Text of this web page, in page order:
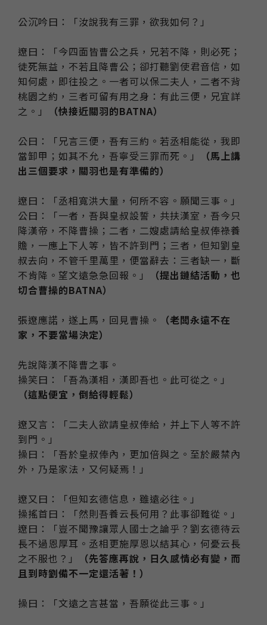
公沉吟曰：「汝說我有三罪，欲我如何？」
遼曰：「今四面皆曹公之兵，兄若不降，則必死；
徒死無益，不若且降曹公；卻打聽劉使君音信，如
知何處，即往投之。一者可以保二夫人，二者不背
桃園之約，三者可留有用之身：有此三便，兄宜詳
之。」
（快接近關羽的BATNA）
公曰：「兄言三便，吾有三約。若丞相能從，我即
當卸甲；如其不允，吾寧受三罪而死。」
（馬上講
出三個要求，關羽也是有準備的）
遼曰：「丞相寬洪大量，何所不容。願聞三事。」
公曰：「一者，吾與皇叔設誓，共扶漢室，吾今只
降漢帝，不降曹操；二者，二嫂處請給皇叔俸祿養
贍，一應上下人等，皆不許到門；三者，但知劉皇
叔去向，不管千里萬里，便當辭去：三者缺一，斷
不肯降。望文遠急急回報。」
（提出鏈結活動，也
切合曹操的BATNA）
張遼應諾，遂上馬，回見曹操。
（老闆永遠不在
家，不要當場決定）
先說降漢不降曹之事。
操笑曰：「吾為漢相，漢即吾也。此可從之。」
（這點便宜，倒給得輕鬆）
遼又言：「二夫人欲請皇叔俸給，并上下人等不許
到門。」
操曰：「吾於皇叔俸內，更加倍與之。至於嚴禁內
外，乃是家法，又何疑焉！」
遼又曰：「但知玄德信息，雖遠必往。」
操搖首曰：「然則吾養云長何用？此事卻難從。」
遼曰：「豈不聞豫讓眾人國士之論乎？劉玄德待云
長不過恩厚耳。丞相更施厚恩以結其心，何憂云長
之不服也？」
（先答應再說，日久感情必有變，而
且到時劉備不一定還活著！）
操曰：「文遠之言甚當，吾願從此三事。」